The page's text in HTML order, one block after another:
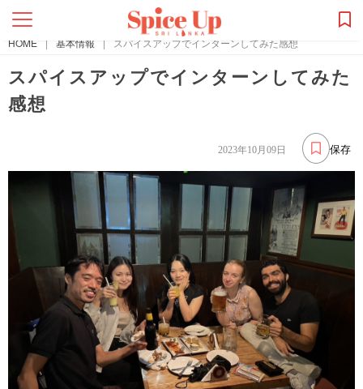
HOME | 基本情報 | スパイスアップでインターンしてみた感想
スパイスアップでインターンしてみた
感想
保存
2023年10月09日